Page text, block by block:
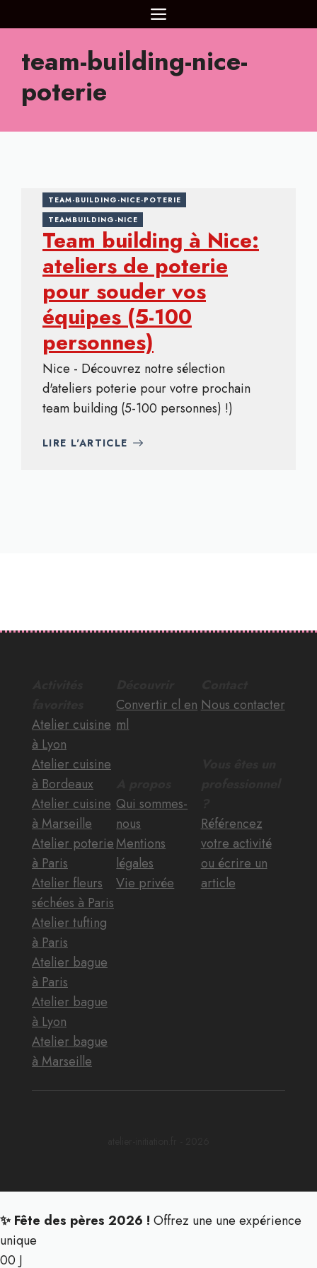
au
MENU
team-building-nice-
poterie
TEAM-BUILDING-NICE-POTERIE
TEAMBUILDING-NICE
Team building à Nice:
ateliers de poterie
pour souder vos
équipes (5-100
personnes)
Nice - Découvrez notre sélection
d'ateliers poterie pour votre prochain
team building (5-100 personnes) !)
LIRE L'ARTICLE
Atelier cuisine
à Lyon
Atelier cuisine
à Bordeaux
Atelier cuisine
à Marseille
Atelier poterie
à Paris
Atelier fleurs
séchées à Paris
Atelier tufting
à Paris
Atelier bague
à Paris
Atelier bague
à Lyon
Atelier bague
à Marseille
Convertir cl en
ml
Qui sommes-
nous
Mentions
légales
Vie privée
Nous contacter
Référencez
votre activité
ou écrire un
article
✨ Fête des pères 2026 ! Offrez une une expérience
unique
00 J